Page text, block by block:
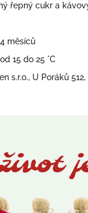
řepný cukr a
měsíců
15 do 25 °C
s.r.o., U Poráků